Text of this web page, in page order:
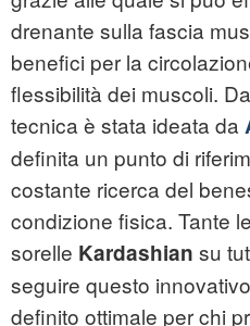
drenante sulla fascia
benefici per la
flessibilità dei muscoli.
tecnica è stata ideata da
definita un punto di
costante ricerca del
condizione fisica. Tante
sorelle Kardashian su
seguire questo
definito ottimale per chi